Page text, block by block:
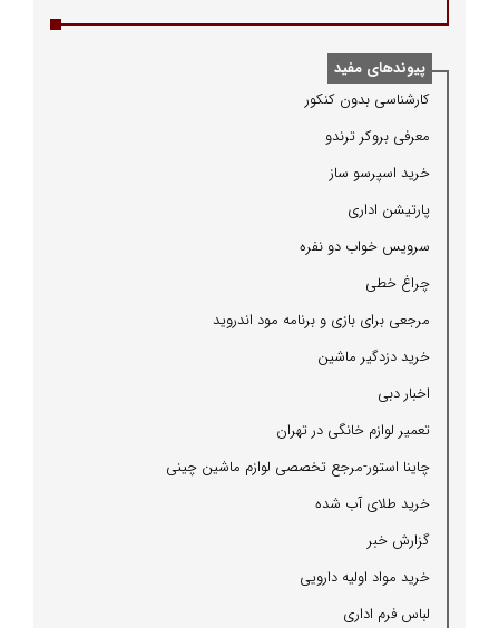
پیوندهای مفید
كارشناسی بدون كنكور
معرفی بروكر ترندو
خرید اسپرسو ساز
پارتیشن اداری
سرویس خواب دو نفره
چراغ خطی
مرجعی برای بازی و برنامه مود اندروید
خرید دزدگیر ماشین
اخبار دبی
تعمیر لوازم خانگی در تهران
چاینا استور-مرجع تخصصی لوازم ماشین چینی
خرید طلای آب شده
گزارش خبر
خرید مواد اولیه دارویی
لباس فرم اداری